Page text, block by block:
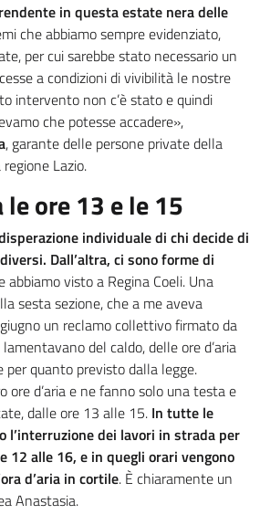
in questa estate nera delle
che abbiamo sempre evidenziato,
per cui sarebbe stato necessario un
a condizioni di vivibilità le nostre
intervento non c’è stato e quindi
che potesse accadere»,
, garante delle persone private della
Lazio.
le ore 13 e le 15
individuale di chi decide di
Dall’altra, ci sono forme di
abbiamo visto a Regina Coeli. Una
sesta sezione, che a me aveva
un reclamo collettivo firmato da
del caldo, delle ore d’aria
per quanto previsto dalla legge.
ore d’aria e ne fanno solo una testa e
dalle ore 13 alle 15. In tutte le
l’interruzione dei lavori in strada per
12 alle 16, e in quegli orari vengono
d’aria in cortile. È chiaramente un
Anastasia.